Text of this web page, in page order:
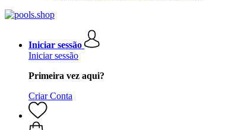
Iniciar sessão
Iniciar sessão
Primeira vez aqui?
Criar Conta